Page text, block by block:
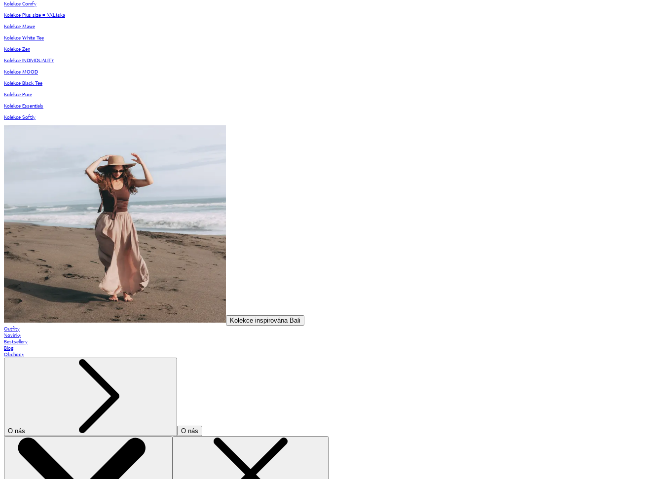
Kolekce Comfy
Kolekce Plus size = XXLáska
Kolekce Mawe
Kolekce White Tee
Kolekce Zen
Kolekce INDIVIDUALITY
Kolekce MOOD
Kolekce Black Tee
Kolekce Pure
Kolekce Essentials
Kolekce Softly
Kolekce inspirována Bali
Outfity
Novinky
Bestsellery
Blog
Obchody
O nás O nás